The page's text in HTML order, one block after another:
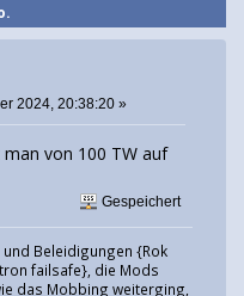
2024, 20:38:20 »
von 100 TW auf
Gespeichert
Beleidigungen {Rok
failsafe}, die Mods
das Mobbing weiterging,